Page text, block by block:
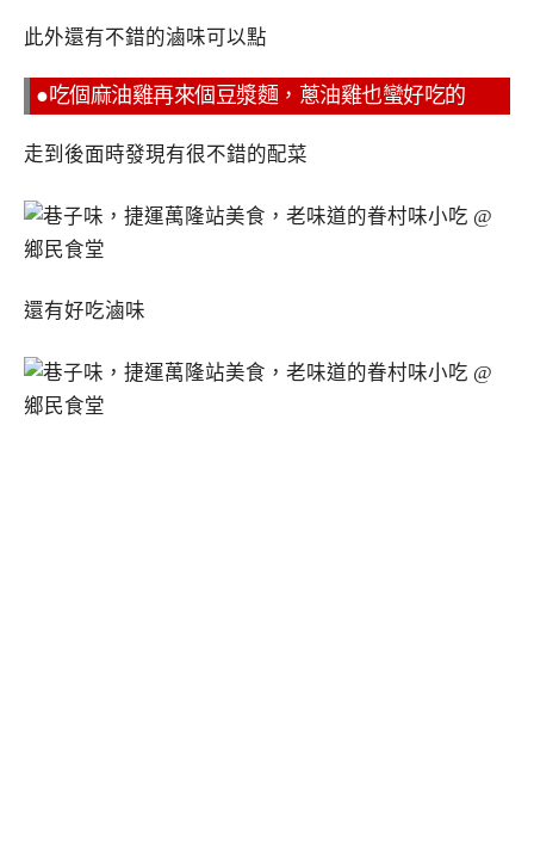
此外還有不錯的滷味可以點
●吃個麻油雞再來個豆漿麵，蔥油雞也蠻好吃的
走到後面時發現有很不錯的配菜
還有好吃滷味